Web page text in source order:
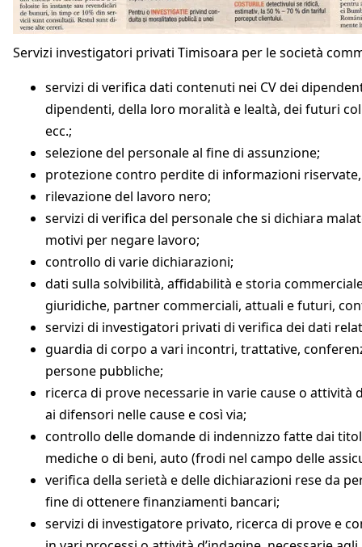
Servizi investigatori privati Timisoara per le società
servizi di verifica dati contenuti nei CV dei
dipendenti, della loro moralità e lealtà, dei futuri
ecc.;
selezione del personale al fine di assunzione;
protezione contro perdite di informazioni
rilevazione del lavoro nero;
servizi di verifica del personale che si dichiara
motivi per negare lavoro;
controllo di varie dichiarazioni;
dati sulla solvibilità, affidabilità e storia
giuridiche, partner commerciali, attuali e futuri,
servizi di investigatori privati di verifica dei dati
guardia di corpo a vari incontri, trattative,
persone pubbliche;
ricerca di prove necessarie in varie cause o attività
ai difensori nelle cause e così via;
controllo delle domande di indennizzo fatte dai
mediche o di beni, auto (frodi nel campo delle
verifica della serietà e delle dichiarazioni rese da
fine di ottenere finanziamenti bancari;
servizi di investigatore privato, ricerca di prove e